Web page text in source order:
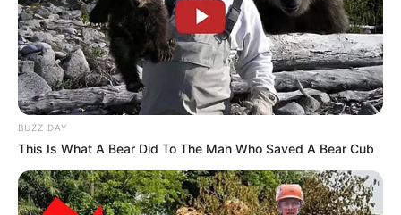
BUZZ DAY
This Is What A Bear Did To The Man Who Saved A Bear Cub